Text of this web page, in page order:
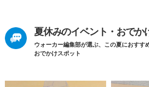
夏休みのイベント・おでか
ウォーカー編集部が選ぶ、この夏におすす
おでかけスポット